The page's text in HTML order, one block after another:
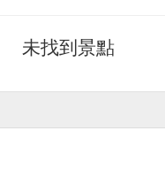
未找到景點